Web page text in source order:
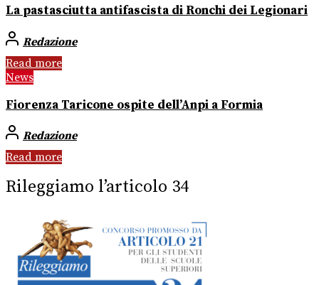
La pastasciutta antifascista di Ronchi dei Legionari
Redazione
Read more
News
Fiorenza Taricone ospite dell’Anpi a Formia
Redazione
Read more
Rileggiamo l’articolo 34